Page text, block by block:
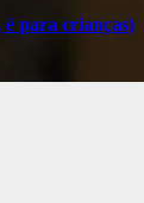
para crianças)